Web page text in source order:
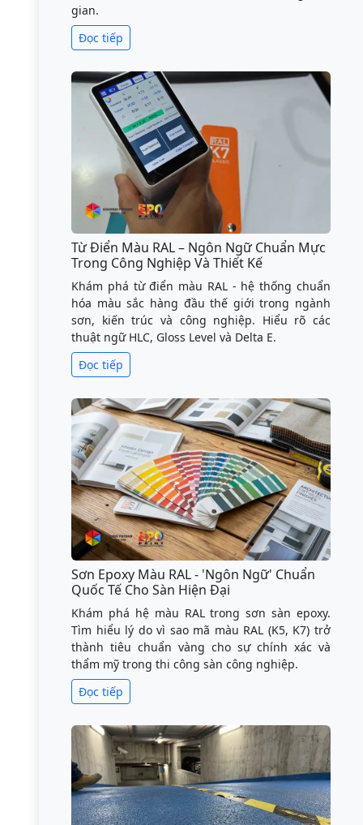
gian.
Đọc tiếp
Từ Điển Màu RAL – Ngôn Ngữ Chuẩn Mực
Trong Công Nghiệp Và Thiết Kế
Khám phá từ điển màu RAL - hệ thống chuẩn
hóa màu sắc hàng đầu thế giới trong ngành
sơn, kiến trúc và công nghiệp. Hiểu rõ các
thuật ngữ HLC, Gloss Level và Delta E.
Đọc tiếp
Sơn Epoxy Màu RAL - 'Ngôn Ngữ' Chuẩn
Quốc Tế Cho Sàn Hiện Đại
Khám phá hệ màu RAL trong sơn sàn epoxy.
Tìm hiểu lý do vì sao mã màu RAL (K5, K7) trở
thành tiêu chuẩn vàng cho sự chính xác và
thẩm mỹ trong thi công sàn công nghiệp.
Đọc tiếp